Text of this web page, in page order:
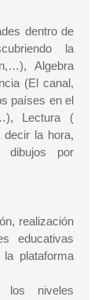
dentro de
la
Algebra
(El canal,
países en el
Lectura (
la hora,
dibujos por
realización
educativas
la plataforma
los niveles